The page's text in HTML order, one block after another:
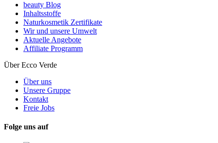
beauty Blog
Inhaltsstoffe
Naturkosmetik Zertifikate
Wir und unsere Umwelt
Aktuelle Angebote
Affiliate Programm
Über Ecco Verde
Über uns
Unsere Gruppe
Kontakt
Freie Jobs
Folge uns auf